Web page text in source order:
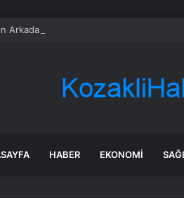
Arkadaşlıkları Ruh Sağlığını
HABER EKONOMI